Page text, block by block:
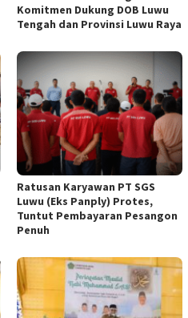
Komitmen Dukung DOB Luwu
Tengah dan Provinsi Luwu Raya
Ratusan Karyawan PT SGS
Luwu (Eks Panply) Protes,
Tuntut Pembayaran Pesangon
Penuh